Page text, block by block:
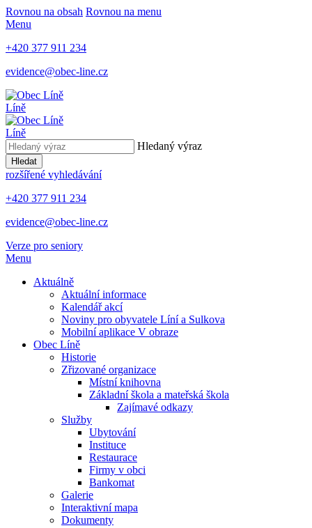
Rovnou na obsah Rovnou na menu
Menu
+420 377 911 234
evidence@obec-line.cz
Líně
Líně
Hledaný výraz
Hledat
rozšířené vyhledávání
+420 377 911 234
evidence@obec-line.cz
Verze pro seniory
Menu
Aktuálně
Aktuální informace
Kalendář akcí
Noviny pro obyvatele Líní a Sulkova
Mobilní aplikace V obraze
Obec Líně
Historie
Zřizované organizace
Místní knihovna
Základní škola a mateřská škola
Zajímavé odkazy
Služby
Ubytování
Instituce
Restaurace
Firmy v obci
Bankomat
Galerie
Interaktivní mapa
Dokumenty